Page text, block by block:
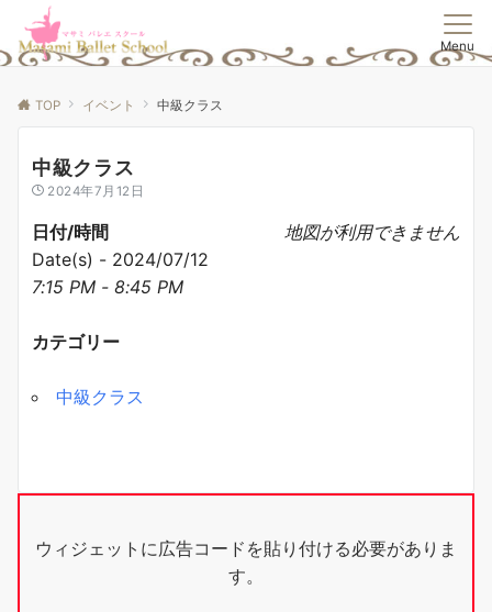
Menu
TOP イベント 中級クラス
中級クラス
2024年7月12日
地図が利用できません
日付/時間
Date(s) - 2024/07/12
7:15 PM - 8:45 PM
カテゴリー
中級クラス
ウィジェットに広告コードを貼り付ける必要がありま
す。